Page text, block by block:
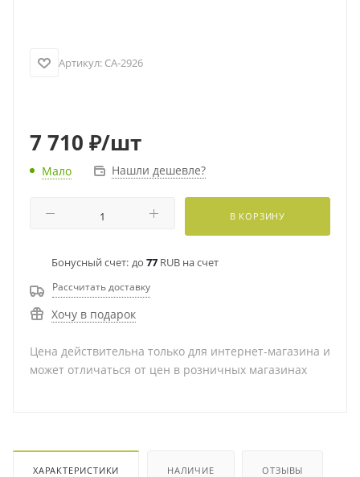
Артикул: CA-2926
7 710 ₽/шт
Мало Нашли дешевле?
В КОРЗИНУ
Бонусный счет: до 77 RUB на счет
Рассчитать доставку
Хочу в подарок
Цена действительна только для интернет-магазина и
может отличаться от цен в розничных магазинах
ХАРАКТЕРИСТИКИ НАЛИЧИЕ ОТЗЫВЫ